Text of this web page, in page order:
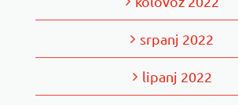
srpanj 2022
lipanj 2022